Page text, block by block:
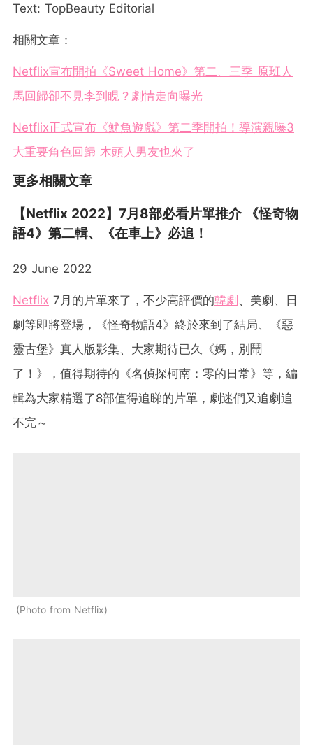
Text: TopBeauty Editorial
相關文章：
Netflix宣布開拍《Sweet Home》第二、三季 原班人
馬回歸卻不見李到睍？劇情走向曝光
Netflix正式宣布《魷魚遊戲》第二季開拍！導演親曝3
大重要角色回歸 木頭人男友也來了
更多相關文章
【Netflix 2022】7月8部必看片單推介 《怪奇物
語4》第二輯、《在車上》必追！
29 June 2022
Netflix 7月的片單來了，不少高評價的韓劇、美劇、日
劇等即將登場，《怪奇物語4》終於來到了結局、《惡
靈古堡》真人版影集、大家期待已久《媽，別鬧
了！》，值得期待的《名偵探柯南：零的日常》等，編
輯為大家精選了8部值得追睇的片單，劇迷們又追劇追
不完～
Photo from Netflix